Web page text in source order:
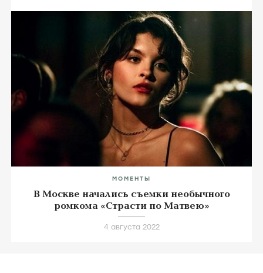
МОМЕНТЫ
Байопик дня. Создатели «Фишера» и
Первый канал работают над
полнометражным фильмом об Игоре
Талькове
6 июня 2025